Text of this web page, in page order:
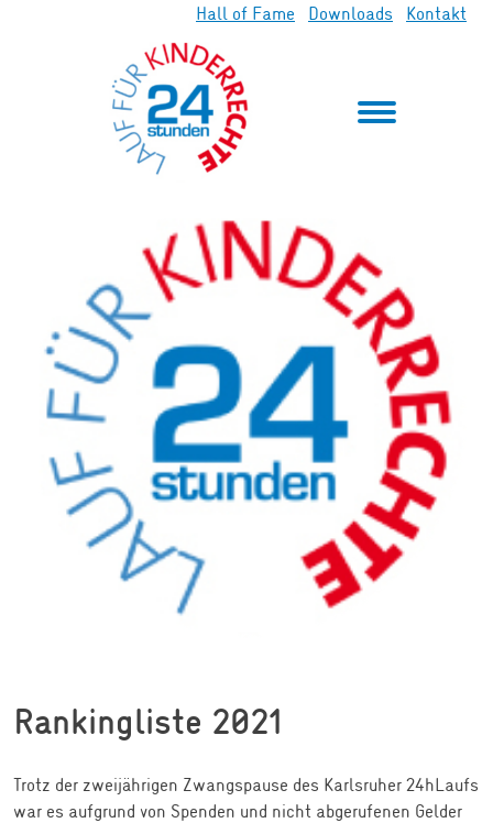
Hall of Fame Downloads Kontakt
Rankingliste 2021
Trotz der zweijährigen Zwangspause des Karlsruher 24hLaufs
war es aufgrund von Spenden und nicht abgerufenen Gelder